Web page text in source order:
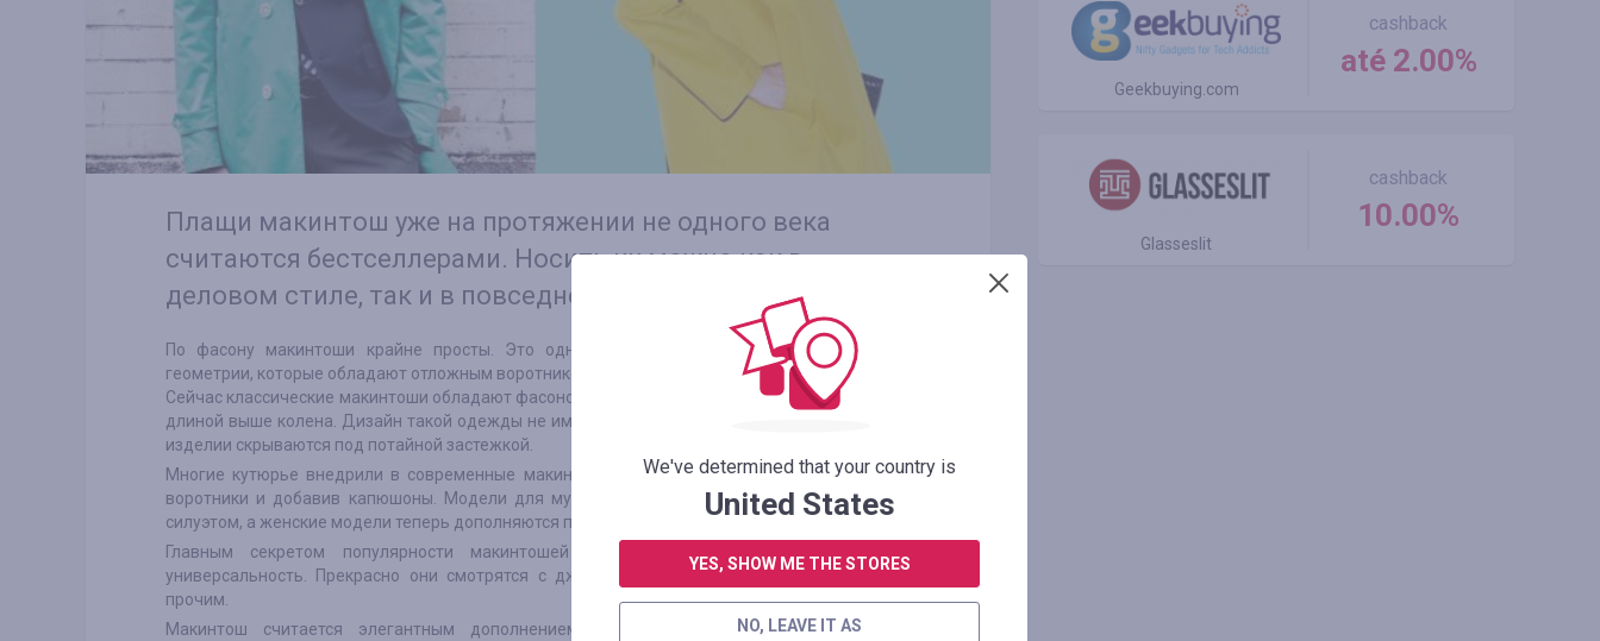
Плащи макинтош уже на протяжении не одного века
считаются бестселлерами. Носить их можно как в
деловом стиле, так и в повседневном
По фасону макинтоши крайне просты. Это однобортные изделия в четких линиях по
геометрии, которые обладают отложным воротником.
Сейчас классические макинтоши обладают фасоном прямого кроя, рукавами реглан, а также
длиной выше колена. Дизайн такой одежды не имеет пояса, заклепок и пряжек. Пуговицы в
изделии скрываются под потайной застежкой.
Многие кутюрье внедрили в современные макинтоши выточки, лацканы, убрав отложные
воротники и добавив капюшоны. Модели для мужчин, как и ранее, обладают свободным
силуэтом, а женские модели теперь дополняются поясами.
Главным секретом популярности макинтошей можно назвать их необыкновенную
универсальность. Прекрасно они смотрятся с джинсами, брюками, костюмами и многим
прочим.
Макинтош считается элегантным дополнением всем образам. Среди минимальных
Geekbuying.com
cashback
até 2.00%
Glasseslit
cashback
10.00%
We've determined that your country is
United States
YES, SHOW ME THE STORES
NO, LEAVE IT AS